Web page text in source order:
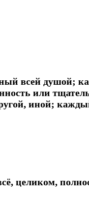
всей душой;
или
иной;
целиком,